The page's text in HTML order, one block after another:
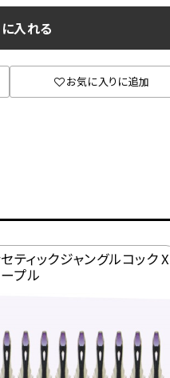
入れる
お気に入りに追加
ティックジャングルコック X
プル